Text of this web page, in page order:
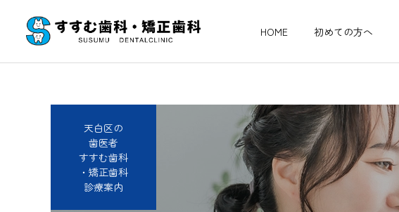
HOME 初めての方へ
天白区の
歯医者
すすむ歯科
・矯正歯科
診療案内